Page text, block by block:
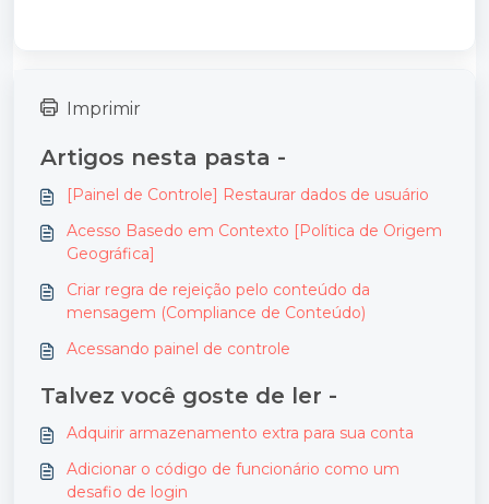
Imprimir
Artigos nesta pasta -
[Painel de Controle] Restaurar dados de usuário
Acesso Basedo em Contexto [Política de Origem
Geográfica]
Criar regra de rejeição pelo conteúdo da
mensagem (Compliance de Conteúdo)
Acessando painel de controle
Talvez você goste de ler -
Adquirir armazenamento extra para sua conta
Adicionar o código de funcionário como um
desafio de login